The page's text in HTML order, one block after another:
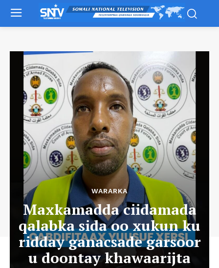
WARARKA
Maxkamadda ciidamada
qalabka sida oo xukun ku
ridday ganacsade garsoor
u doontay khawaarijta